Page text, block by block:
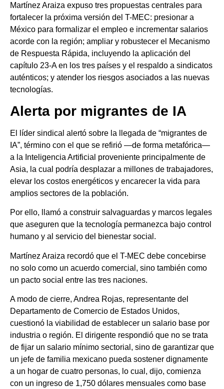
Martínez Araiza expuso tres propuestas centrales para
fortalecer la próxima versión del T-MEC: presionar a
México para formalizar el empleo e incrementar salarios
acorde con la región; ampliar y robustecer el Mecanismo
de Respuesta Rápida, incluyendo la aplicación del
capítulo 23-A en los tres países y el respaldo a sindicatos
auténticos; y atender los riesgos asociados a las nuevas
tecnologías.
Alerta por migrantes de IA
El líder sindical alertó sobre la llegada de “migrantes de
IA”, término con el que se refirió —de forma metafórica—
a la Inteligencia Artificial proveniente principalmente de
Asia, la cual podría desplazar a millones de trabajadores,
elevar los costos energéticos y encarecer la vida para
amplios sectores de la población.
Por ello, llamó a construir salvaguardas y marcos legales
que aseguren que la tecnología permanezca bajo control
humano y al servicio del bienestar social.
Martínez Araiza recordó que el T-MEC debe concebirse
no solo como un acuerdo comercial, sino también como
un pacto social entre las tres naciones.
A modo de cierre, Andrea Rojas, representante del
Departamento de Comercio de Estados Unidos,
cuestionó la viabilidad de establecer un salario base por
industria o región. El dirigente respondió que no se trata
de fijar un salario mínimo sectorial, sino de garantizar que
un jefe de familia mexicano pueda sostener dignamente
a un hogar de cuatro personas, lo cual, dijo, comienza
con un ingreso de 1,750 dólares mensuales como base